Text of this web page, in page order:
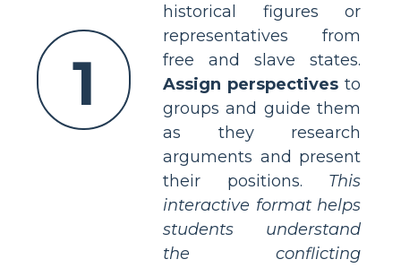
1
historical figures or
representatives from
free and slave states.
Assign perspectives to
groups and guide them
as they research
arguments and present
their positions. This
interactive format helps
students understand
the conflicting